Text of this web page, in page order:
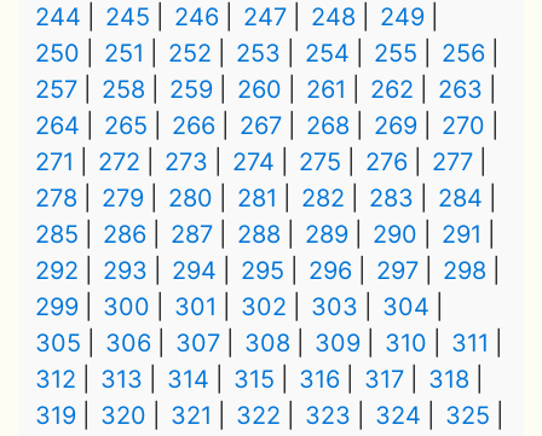
244
245 246 247 248
249
250
251 252 253 254 255
256
257
258 259 260 261 262
263
264
265 266 267 268 269
270
271
272 273 274 275 276
277
278
279 280 281 282 283
284
285
286 287 288 289 290
291
292
293 294 295 296 297
298
299
300 301 302 303
304
305
306 307 308 309 310
311
312
313 314 315 316 317
318
319
320 321 322 323 324
325